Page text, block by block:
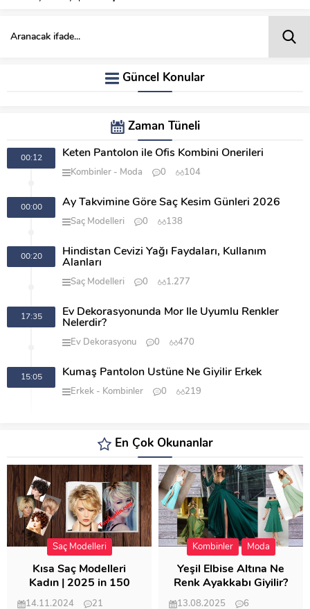
Güncel Konular
Zaman Tüneli
00:12 Keten Pantolon ile Ofis Kombini Önerileri
Kombinler Moda 0 104
00:00 Ay Takvimine Göre Saç Kesim Günleri 2026
Saç Modelleri 0 138
00:20
Hindistan Cevizi Yağı Faydaları, Kullanım
Alanları
Saç Modelleri 0 1.277
17:35
Ev Dekorasyonunda Mor İle Uyumlu Renkler
Nelerdir?
Ev Dekorasyonu 0 470
15:05 Kumaş Pantolon Üstüne Ne Giyilir Erkek
Erkek Kombinler 0 219
En Çok Okunanlar
Saç Modelleri
Kısa Saç Modelleri
Kadın | 2025 in 150
Modeli
14.11.2024
21
Kombinler Moda
Yeşil Elbise Altına Ne
Renk Ayakkabı Giyilir?
13.08.2025
6